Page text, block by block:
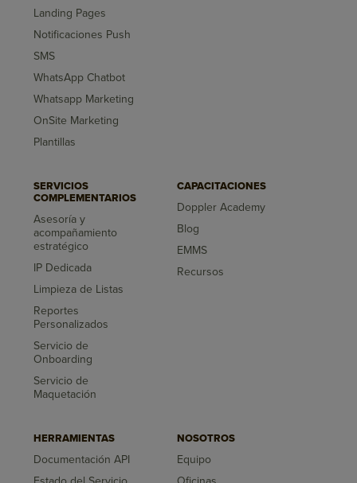
Landing Pages
Notificaciones Push
SMS
WhatsApp Chatbot
Whatsapp Marketing
OnSite Marketing
Plantillas
SERVICIOS
COMPLEMENTARIOS
Asesoría y
acompañamiento
estratégico
IP Dedicada
Limpieza de Listas
Reportes
Personalizados
Servicio de
Onboarding
Servicio de
Maquetación
CAPACITACIONES
Doppler Academy
Blog
EMMS
Recursos
HERRAMIENTAS
Documentación API
NOSOTROS
Equipo